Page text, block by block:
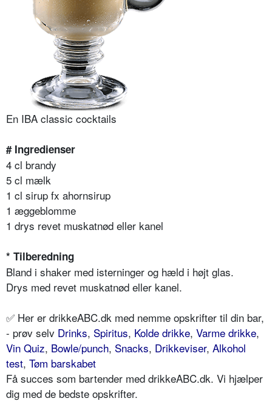
En IBA classic cocktails
# Ingredienser
4 cl brandy
5 cl mælk
1 cl sirup fx ahornsirup
1 æggeblomme
1 drys revet muskatnød eller kanel
* Tilberedning
Bland i shaker med isterninger og hæld i højt glas.
Drys med revet muskatnød eller kanel.
✅ Her er drikkeABC.dk med nemme opskrifter til din bar,
- prøv selv Drinks, Spiritus, Kolde drikke, Varme drikke,
Vin Quiz, Bowle/punch, Snacks, Drikkeviser, Alkohol
test, Tøm barskabet
Få succes som bartender med drikkeABC.dk. Vi hjælper
dig med de bedste opskrifter.